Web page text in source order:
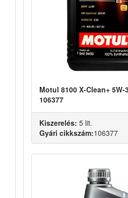
Motul 8100 X-Clean+
106377
Kiszerelés: 5 lit.
Gyári cikkszám:106377